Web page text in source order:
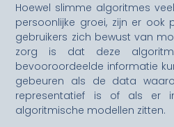
Hoewel slimme algoritmes
persoonlijke groei, zijn er ook
gebruikers zich bewust van
zorg is dat deze
bevooroordeelde informatie
gebeuren als de data
representatief is of als er
algoritmische modellen zitten.